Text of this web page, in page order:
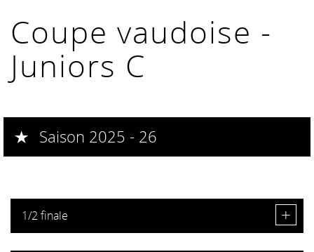
▼
Coupe vaudoise -
Juniors C
Saison 2025 - 26
1/2 finale